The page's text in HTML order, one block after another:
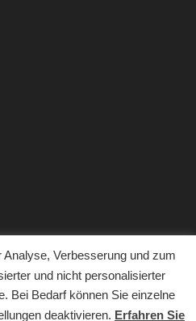
Inhalt der Website von
Verbesserung und zum
und nicht personalisierter
Bei Bedarf können Sie einzelne
deaktivieren. Erfahren Sie